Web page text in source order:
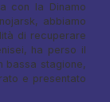
con la Dinamo
abbiamo
di recuperare
ha perso il
bassa stagione,
e presentato